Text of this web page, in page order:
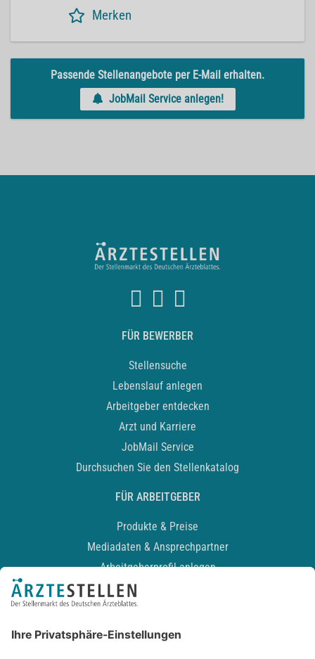
Merken
Passende Stellenangebote per E-Mail erhalten.
JobMail Service anlegen!
FÜR BEWERBER
Stellensuche
Lebenslauf anlegen
Arbeitgeber entdecken
Arzt und Karriere
JobMail Service
Durchsuchen Sie den Stellenkatalog
FÜR ARBEITGEBER
Produkte & Preise
Mediadaten & Ansprechpartner
Arbeitgeberprofil anlegen
Recruiting-Podcast